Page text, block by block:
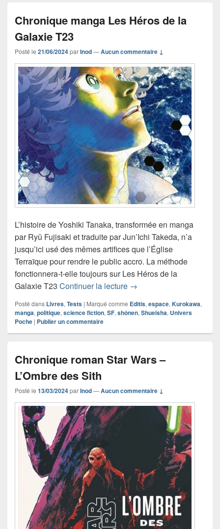
Chronique manga Les Héros de la
Galaxie T23
Posté le 21/06/2024parInod—Aucun commentaire ↓
L’histoire de Yoshiki Tanaka, transformée en manga
par Ryû Fujisaki et traduite par Jun’Ichi Takeda, n’a
jusqu’ici usé des mêmes artifices que l’Église
Terraïque pour rendre le public accro. La méthode
fonctionnera-t-elle toujours sur Les Héros de la
Galaxie T23 Continuer la lecture Chronique manga Les
→
Posté dans Livres,Tests | Marqué comme Editis,espace,Kurokawa,
manga,politique,science fiction,SF,shônen,Shueisha, Univers
Poche | Publier un commentaire
Chronique roman Star Wars –
L’Ombre des Sith
Posté le 13/03/2024parInod—Aucun commentaire ↓